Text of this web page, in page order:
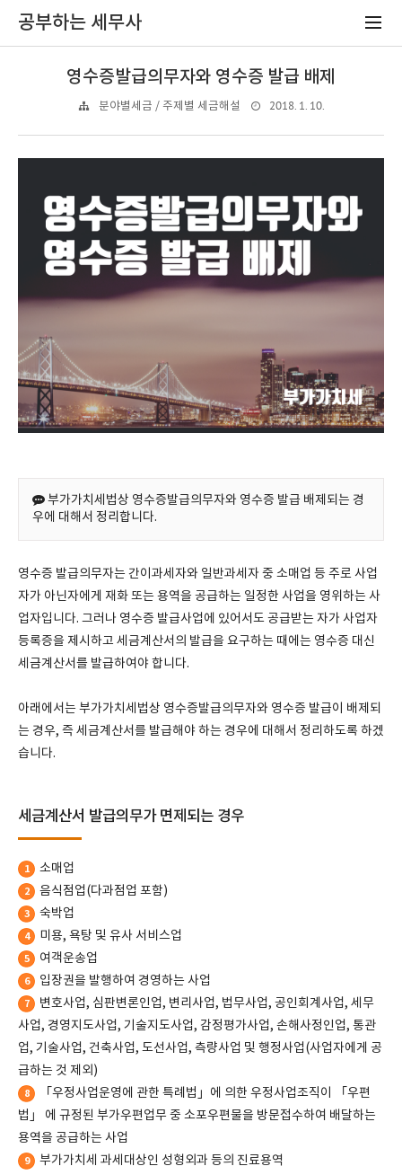
공부하는 세무사
영수증발급의무자와 영수증 발급 배제
분야별세금 / 주제별 세금해설 2018. 1. 10.
부가가치세법상 영수증발급의무자와 영수증 발급 배제되는 경
우에 대해서 정리합니다.
영수증 발급의무자는 간이과세자와 일반과세자 중 소매업 등 주로 사업
자가 아닌자에게 재화 또는 용역을 공급하는 일정한 사업을 영위하는 사
업자입니다. 그러나 영수증 발급사업에 있어서도 공급받는 자가 사업자
등록증을 제시하고 세금계산서의 발급을 요구하는 때에는 영수증 대신
세금계산서를 발급하여야 합니다.
아래에서는 부가가치세법상 영수증발급의무자와 영수증 발급이 배제되
는 경우, 즉 세금계산서를 발급해야 하는 경우에 대해서 정리하도록 하겠
습니다.
세금계산서 발급의무가 면제되는 경우
1 소매업
2 음식점업(다과점업 포함)
3 숙박업
4 미용, 욕탕 및 유사 서비스업
5 여객운송업
6 입장권을 발행하여 경영하는 사업
7
변호사업, 심판변론인업, 변리사업, 법무사업, 공인회계사업, 세무
사업, 경영지도사업, 기술지도사업, 감정평가사업, 손해사정인업, 통관
업, 기술사업, 건축사업, 도선사업, 측량사업 및 행정사업(사업자에게 공
급하는 것 제외)
8
「우정사업운영에 관한 특례법」에 의한 우정사업조직이 「우편
법」 에 규정된 부가우편업무 중 소포우편물을 방문접수하여 배달하는
용역을 공급하는 사업
9 부가가치세 과세대상인 성형외과 등의 진료용역